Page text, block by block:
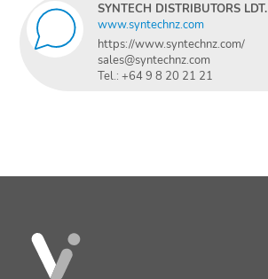
SYNTECH DISTRIBUTORS LDT.
www.syntechnz.com
https://www.syntechnz.com/
sales@syntechnz.com
Tel.: +64 9 8 20 21 21